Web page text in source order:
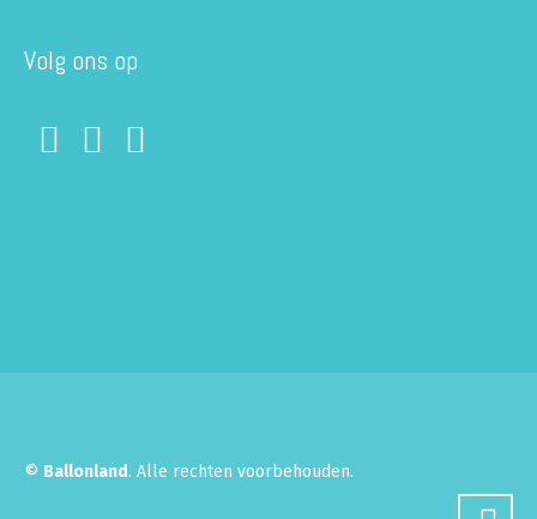
Volg ons op
© Ballonland . Alle rechten voorbehouden.